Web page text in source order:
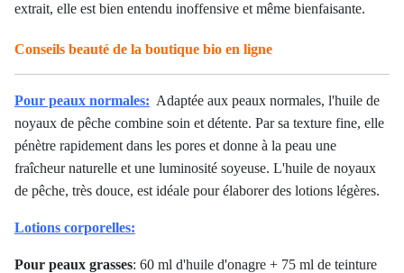
extrait, elle est bien entendu inoffensive et même bienfaisante.
Conseils beauté de la boutique bio en ligne
Pour peaux normales: Adaptée aux peaux normales, l'huile de
noyaux de pêche combine soin et détente. Par sa texture fine, elle
pénètre rapidement dans les pores et donne à la peau une
fraîcheur naturelle et une luminosité soyeuse. L'huile de noyaux
de pêche, très douce, est idéale pour élaborer des lotions légères.
Lotions corporelles:
Pour peaux grasses: 60 ml d'huile d'onagre + 75 ml de teinture